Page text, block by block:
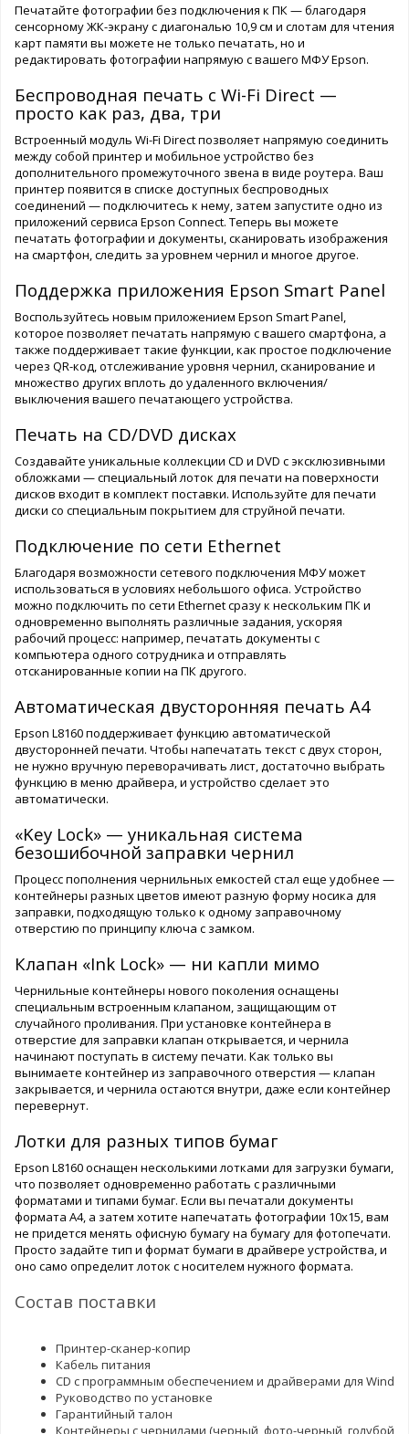
Печатайте фотографии без подключения к ПК — благодаря
сенсорному ЖК-экрану с диагональю 10,9 см и слотам для чтения
карт памяти вы можете не только печатать, но и
редактировать фотографии напрямую с вашего МФУ Epson.
Беспроводная печать с Wi-Fi Direct —
просто как раз, два, три
Встроенный модуль Wi-Fi Direct позволяет напрямую соединить
между собой принтер и мобильное устройство без
дополнительного промежуточного звена в виде роутера. Ваш
принтер появится в списке доступных беспроводных
соединений — подключитесь к нему, затем запустите одно из
приложений сервиса Epson Connect. Теперь вы можете
печатать фотографии и документы, сканировать изображения
на смартфон, следить за уровнем чернил и многое другое.
Поддержка приложения Epson Smart Panel
Воспользуйтесь новым приложением Epson Smart Panel,
которое позволяет печатать напрямую с вашего смартфона, а
также поддерживает такие функции, как простое подключение
через QR-код, отслеживание уровня чернил, сканирование и
множество других вплоть до удаленного включения/
выключения вашего печатающего устройства.
Печать на CD/DVD дисках
Создавайте уникальные коллекции CD и DVD с эксклюзивными
обложками — специальный лоток для печати на поверхности
дисков входит в комплект поставки. Используйте для печати
диски со специальным покрытием для струйной печати.
Подключение по сети Ethernet
Благодаря возможности сетевого подключения МФУ может
использоваться в условиях небольшого офиса. Устройство
можно подключить по сети Ethernet сразу к нескольким ПК и
одновременно выполнять различные задания, ускоряя
рабочий процесс: например, печатать документы с
компьютера одного сотрудника и отправлять
отсканированные копии на ПК другого.
Автоматическая двусторонняя печать A4
Epson L8160 поддерживает функцию автоматической
двусторонней печати. Чтобы напечатать текст с двух сторон,
не нужно вручную переворачивать лист, достаточно выбрать
функцию в меню драйвера, и устройство сделает это
автоматически.
«Key Lock» — уникальная система
безошибочной заправки чернил
Процесс пополнения чернильных емкостей стал еще удобнее —
контейнеры разных цветов имеют разную форму носика для
заправки, подходящую только к одному заправочному
отверстию по принципу ключа с замком.
Клапан «Ink Lock» — ни капли мимо
Чернильные контейнеры нового поколения оснащены
специальным встроенным клапаном, защищающим от
случайного проливания. При установке контейнера в
отверстие для заправки клапан открывается, и чернила
начинают поступать в систему печати. Как только вы
вынимаете контейнер из заправочного отверстия — клапан
закрывается, и чернила остаются внутри, даже если контейнер
перевернут.
Лотки для разных типов бумаг
Epson L8160 оснащен несколькими лотками для загрузки бумаги,
что позволяет одновременно работать с различными
форматами и типами бумаг. Если вы печатали документы
формата А4, а затем хотите напечатать фотографии 10х15, вам
не придется менять офисную бумагу на бумагу для фотопечати.
Просто задайте тип и формат бумаги в драйвере устройства, и
оно само определит лоток с носителем нужного формата.
Состав поставки
Принтер-сканер-копир
Кабель питания
CD с программным обеспечением и драйверами для
Руководство по установке
Гарантийный талон
Контейнеры с чернилами (черный, фото-черный, голубой,